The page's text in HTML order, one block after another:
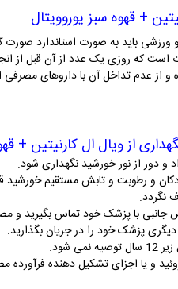
+ قهوه سبز یوروویتال
و ورزشی باید به صورت
است که روزی یک عدد از آن قبل از
از عدم تداخل آن با داروهای مصرفی
ازویال ال کارنیتین +
و رطوبت و تابش مستقیم خورشید
نگردد.
جانبی با پزشک خود تماس بگیرید و
پزشک خود را در جریان بگذارید.
شود.
و یا اجزای تشکیل دهنده